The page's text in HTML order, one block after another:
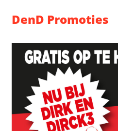
DenD Promoties